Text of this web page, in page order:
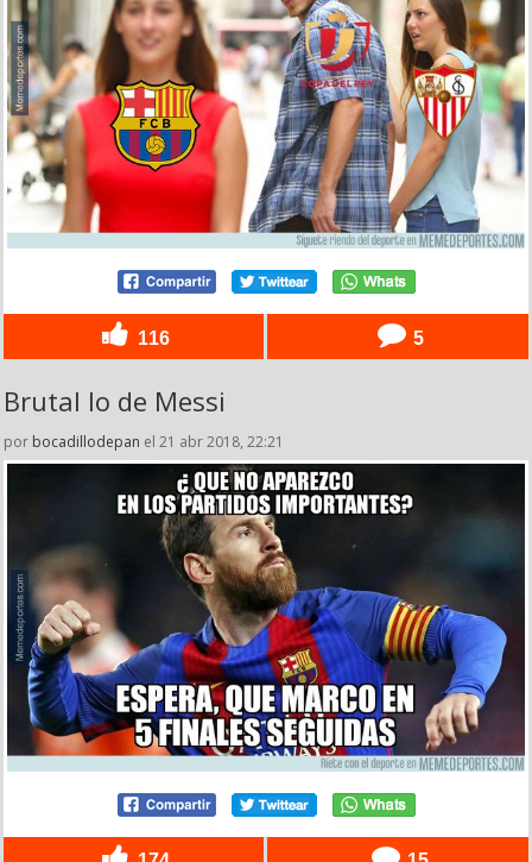
116 5
Brutal lo de Messi
por bocadillodepan el 21 abr 2018, 22:21